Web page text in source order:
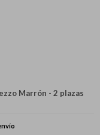
Marrón - 2 plazas